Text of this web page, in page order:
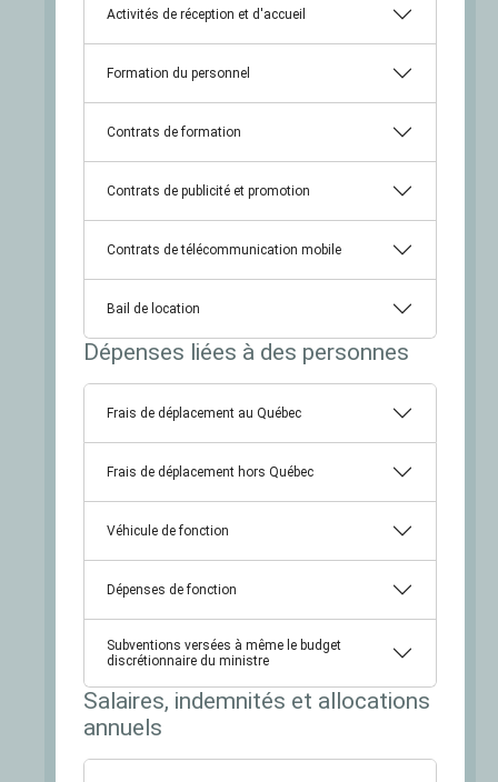
Activités de réception et d'accueil
Formation du personnel
Contrats de formation
Contrats de publicité et promotion
Contrats de télécommunication mobile
Bail de location
Dépenses liées à des personnes
Frais de déplacement au Québec
Frais de déplacement hors Québec
Véhicule de fonction
Dépenses de fonction
Subventions versées à même le budget
discrétionnaire du ministre
Salaires, indemnités et allocations
annuels